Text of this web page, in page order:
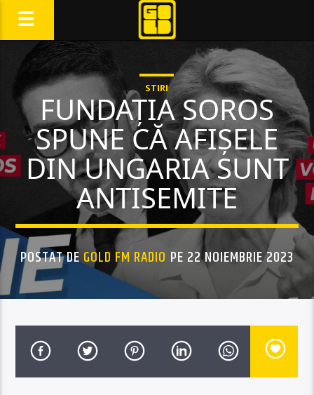
STIRI
FUNDAȚIA SOROS
SPUNE CĂ AFIȘELE
DIN UNGARIA SUNT
ANTISEMITE
POSTAT DEGOLD FM RADIO PE 22 NOIEMBRIE 2023